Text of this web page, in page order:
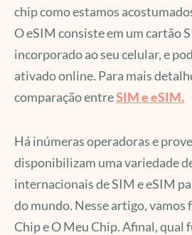
chip como estamos
O eSIM consiste em um cartão
incorporado ao seu celular, e
ativado online. Para mais
comparação entreSIM e eSIM.
Há inúmeras operadoras e
disponibilizam uma variedade
internacionais de SIM e eSIM
do mundo. Nesse artigo, vamos
Chip e O Meu Chip. Afinal, qual